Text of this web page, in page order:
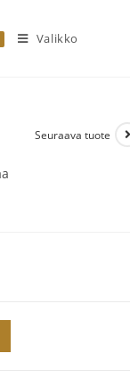
Valikko
Seuraava tuote